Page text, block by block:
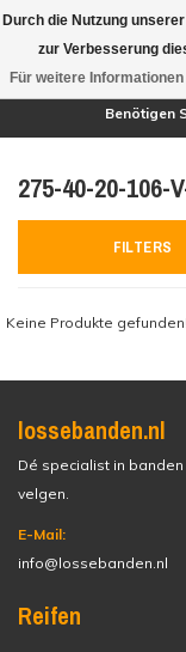
Benötigen
275-40-20-106-
FILTERS
Keine Produkte
lossebanden.nl
Dé specialist in banden
velgen.
E-Mail:
info@lossebanden.nl
Reifen
Durch die Nutzung
zur Verbesserung
Für weitere